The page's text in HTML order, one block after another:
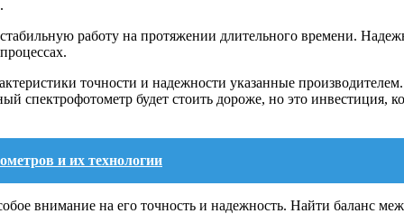
работу на протяжении длительного времени.
точности и надежности указанные
будет стоить дороже, но это инвестиция,
и их технологии
внимание на его точность и надежность. Найти баланс